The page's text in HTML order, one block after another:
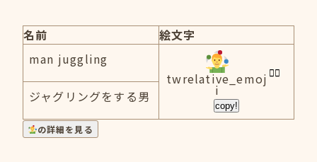
名前
絵文字
man juggling
twrelative_emoj
i
copy!
ジャグリングをする男
の詳細を見る